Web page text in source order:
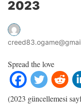
2023
Spread the love
(2023 güncellemesi